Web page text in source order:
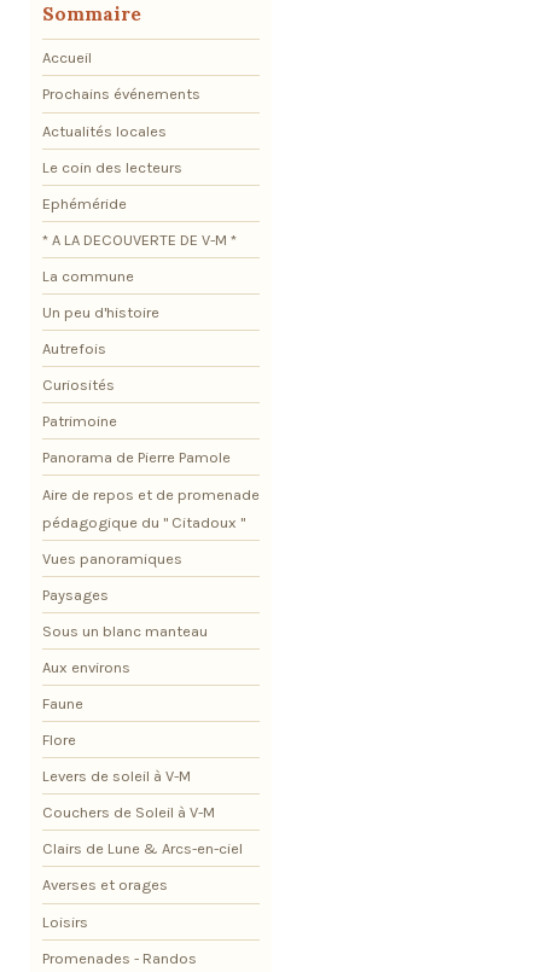
Sommaire
Accueil
Prochains événements
Actualités locales
Le coin des lecteurs
Ephéméride
* A LA DECOUVERTE DE V-M *
La commune
Un peu d'histoire
Autrefois
Curiosités
Patrimoine
Panorama de Pierre Pamole
Aire de repos et de promenade
pédagogique du " Citadoux "
Vues panoramiques
Paysages
Sous un blanc manteau
Aux environs
Faune
Flore
Levers de soleil à V-M
Couchers de Soleil à V-M
Clairs de Lune & Arcs-en-ciel
Averses et orages
Loisirs
Promenades - Randos